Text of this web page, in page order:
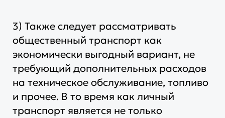
3) Также следует рассматривать
общественный транспорт как
экономически выгодный вариант, не
требующий дополнительных расходов
на техническое обслуживание, топливо
и прочее. В то время как личный
транспорт является не только